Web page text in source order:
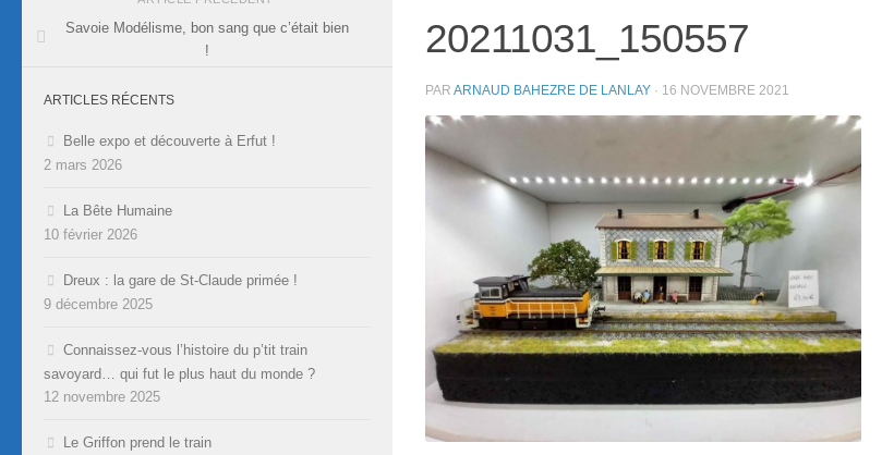
20211031_150557
PAR ARNAUD BAHEZRE DE LANLAY · 16 NOVEMBRE 2021
Savoie Modélisme, bon sang que c’était bien
!
ARTICLES RÉCENTS
Belle expo et découverte à Erfut !
2 mars 2026
La Bête Humaine
10 février 2026
Dreux : la gare de St-Claude primée !
9 décembre 2025
Connaissez-vous l’histoire du p’tit train
savoyard… qui fut le plus haut du monde ?
12 novembre 2025
Le Griffon prend le train